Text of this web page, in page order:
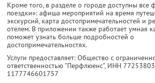
Кроме того, в разделе о городе доступны все
поездки»: афиша мероприятий на время
экскурсий, карта достопримечательностей и
отелем. В приложении также работает умная
поможет узнать больше подробностей о
достопримечательностях.
Услуги предоставляет: Общество с
ответственностью "Перфлюенс", ИНН
1177746601757